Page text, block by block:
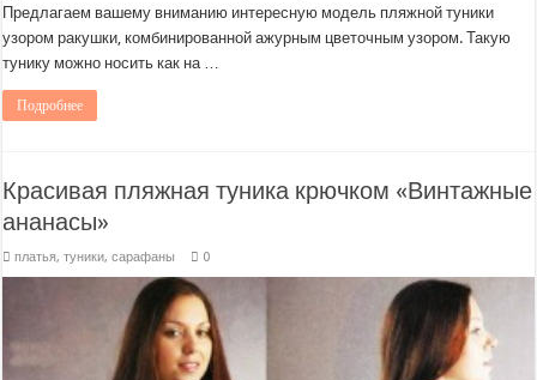
Предлагаем вашему вниманию интересную модель пляжной туники
узором ракушки, комбинированной ажурным цветочным узором. Такую
тунику можно носить как на …
Подробнее
Красивая пляжная туника крючком «Винтажные
ананасы»
платья, туники, сарафаны 0